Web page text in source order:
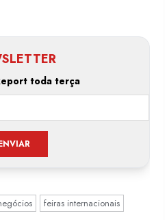
toda terça
feiras internacionais